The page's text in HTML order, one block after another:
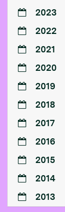
2023
2022
2021
2020
2019
2018
2017
2016
2015
2014
2013